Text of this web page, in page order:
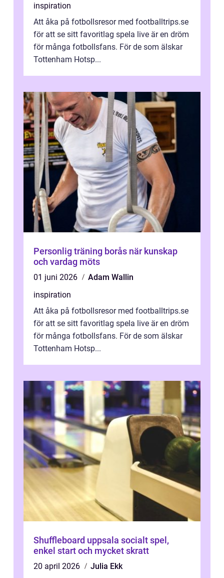
inspiration
Att åka på fotbollsresor med footballtrips.se
för att se sitt favoritlag spela live är en dröm
för många fotbollsfans. För de som älskar
Tottenham Hotsp...
Personlig träning borås när kunskap
och vardag möts
01 juni 2026
Adam Wallin
inspiration
Att åka på fotbollsresor med footballtrips.se
för att se sitt favoritlag spela live är en dröm
för många fotbollsfans. För de som älskar
Tottenham Hotsp...
Shuffleboard uppsala socialt spel,
enkel start och mycket skratt
20 april 2026
Julia Ekk